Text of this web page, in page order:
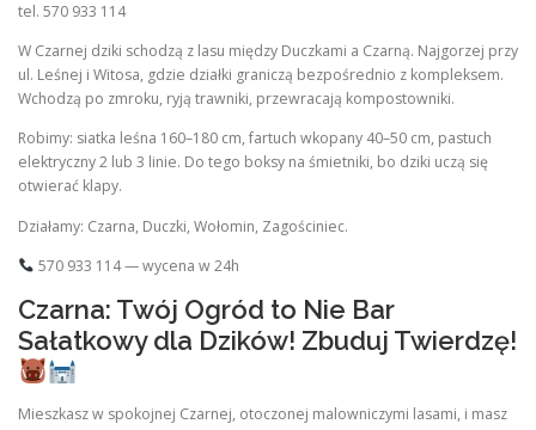
tel. 570 933 114
W Czarnej dziki schodzą z lasu między Duczkami a Czarną. Najgorzej przy
ul. Leśnej i Witosa, gdzie działki graniczą bezpośrednio z kompleksem.
Wchodzą po zmroku, ryją trawniki, przewracają kompostowniki.
Robimy: siatka leśna 160–180 cm, fartuch wkopany 40–50 cm, pastuch
elektryczny 2 lub 3 linie. Do tego boksy na śmietniki, bo dziki uczą się
otwierać klapy.
Działamy: Czarna, Duczki, Wołomin, Zagościniec.
570 933 114 — wycena w 24h
Czarna: Twój Ogród to Nie Bar
Sałatkowy dla Dzików! Zbuduj Twierdzę!
Mieszkasz w spokojnej Czarnej, otoczonej malowniczymi lasami, i masz